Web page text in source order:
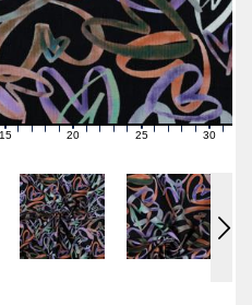
16171819202122232425 2627282930 31